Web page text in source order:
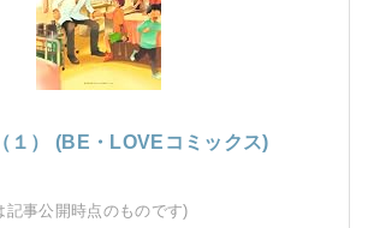
１） (BE・LOVEコミックス)
記事公開時点のものです)